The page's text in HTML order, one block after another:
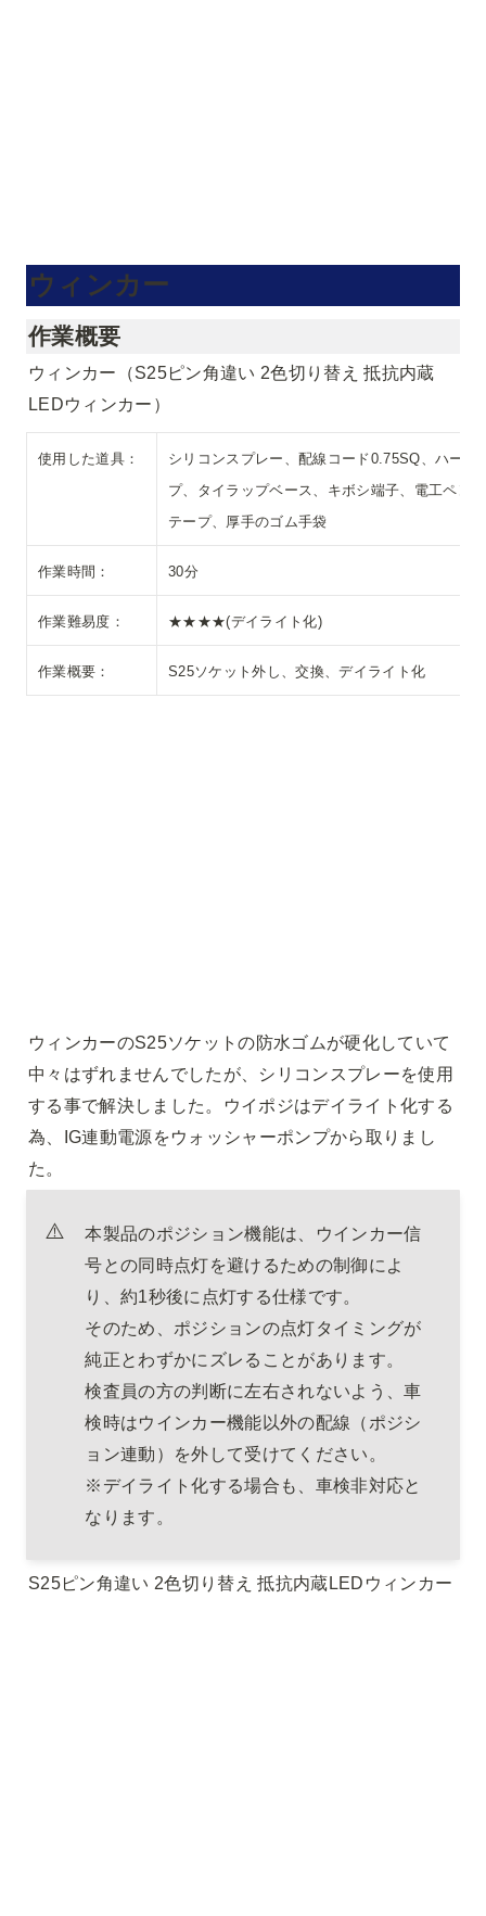
ウィンカー
作業概要
ウィンカー（S25ピン角違い 2色切り替え 抵抗内蔵
LEDウィンカー）
使用した道具：
シリコンスプレー、配線コード0.75SQ、ハーネ
プ、タイラップベース、キボシ端子、電工ペン
テープ、厚手のゴム手袋
作業時間： 30分
作業難易度： ★★★★(デイライト化)
作業概要： S25ソケット外し、交換、デイライト化
ウィンカーのS25ソケットの防水ゴムが硬化していて
中々はずれませんでしたが、シリコンスプレーを使用
する事で解決しました。ウイポジはデイライト化する
為、IG連動電源をウォッシャーポンプから取りまし
た。
⚠️
本製品のポジション機能は、ウインカー信
号との同時点灯を避けるための制御によ
り、約1秒後に点灯する仕様です。
そのため、ポジションの点灯タイミングが
純正とわずかにズレることがあります。
検査員の方の判断に左右されないよう、車
検時はウインカー機能以外の配線（ポジシ
※デイライト化する場合も、車検非対応と
なります。
S25ピン角違い 2色切り替え 抵抗内蔵LEDウィンカー